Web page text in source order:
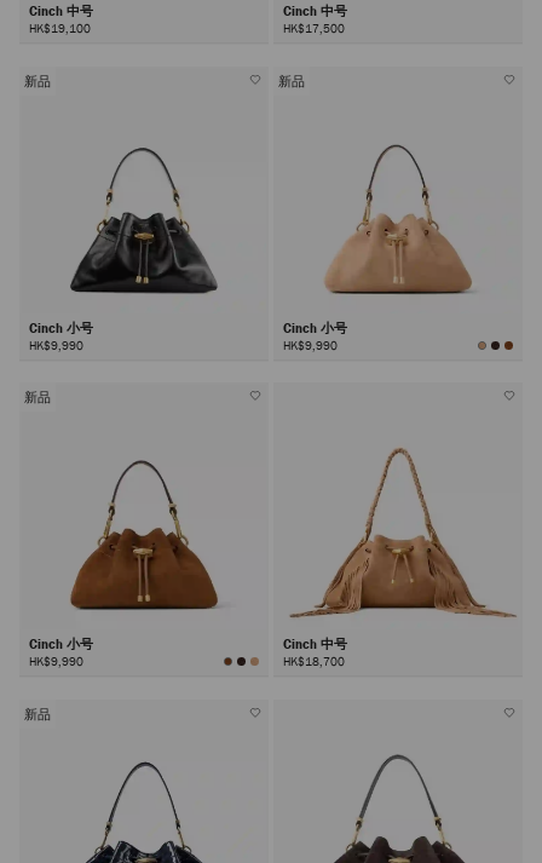
Cinch 中号
HK$19,100
Cinch 中号
HK$17,500
新品
Cinch 小号
HK$9,990
新品
Cinch 小号
HK$9,990
新品
Cinch 小号
HK$9,990
Cinch 中号
HK$18,700
新品